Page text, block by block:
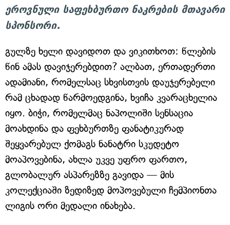
ეროვნული საფეხბურთო ნაკრების მთავარი
სპონსორი.
გულზე ხელი დავიდოთ და ვიკითხოთ: წლების
წინ ამას დავიჯერებდით? ალბათ, ერთადერთი
ადამიანი, რომელსაც სხვისთვის დაუჯერებელი
რამ ცხადად წარმოედგინა, ხვიჩა კვარაცხელია
იყო. ბიჭი, რომელმაც ნაპოლიში სენსაცია
მოახდინა და ფეხბურთზე ფანატიკურად
შეყვარებულ ქომაგს ნანატრი სკუდეტო
მოაპოვებინა, ახლა უკვე უფრო ფართო,
გლობალურ ასპარეზზე გავიდა — მის
კოლექციაში ზედიზედ მოპოვებული ჩემპიონთა
ლიგის ორი მედალი ინახება.